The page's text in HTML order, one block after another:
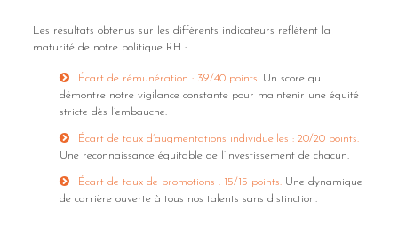
Les résultats obtenus sur les différents indicateurs reflètent la
maturité de notre politique RH :
Écart de rémunération : 39/40 points.Un score qui
démontre notre vigilance constante pour maintenir une équité
stricte dès l’embauche.
Écart de taux d’augmentations individuelles : 20/20 points.
Une reconnaissance équitable de l’investissement de chacun.
Écart de taux de promotions : 15/15 points.Une dynamique
de carrière ouverte à tous nos talents sans distinction.